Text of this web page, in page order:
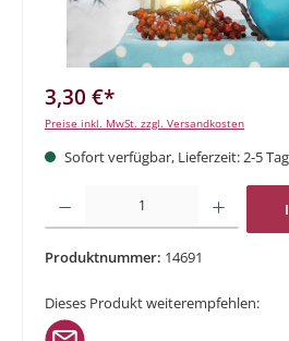
3,30 €*
Preise inkl. MwSt. zzgl. Versandkosten
Sofort verfügbar, Lieferzeit: 2-5
Produkt Anzahl: Gib den gewünschten Wert
Produktnummer: 14691
Dieses Produkt weiterempfehlen: